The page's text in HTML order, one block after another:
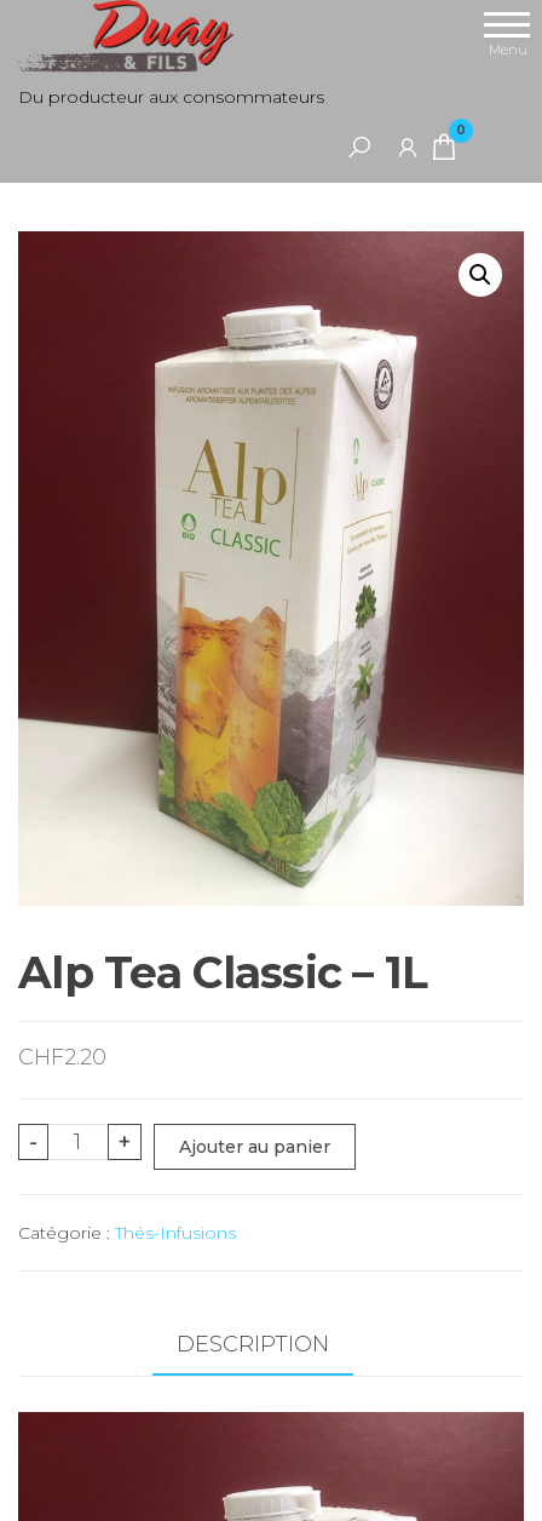
Du producteur aux consommateurs
0
Menu
Alp Tea Classic – 1L
CHF2.20
-
quantité
Tea
+ Ajouter au panier
Catégorie :Thés-Infusions
DESCRIPTION